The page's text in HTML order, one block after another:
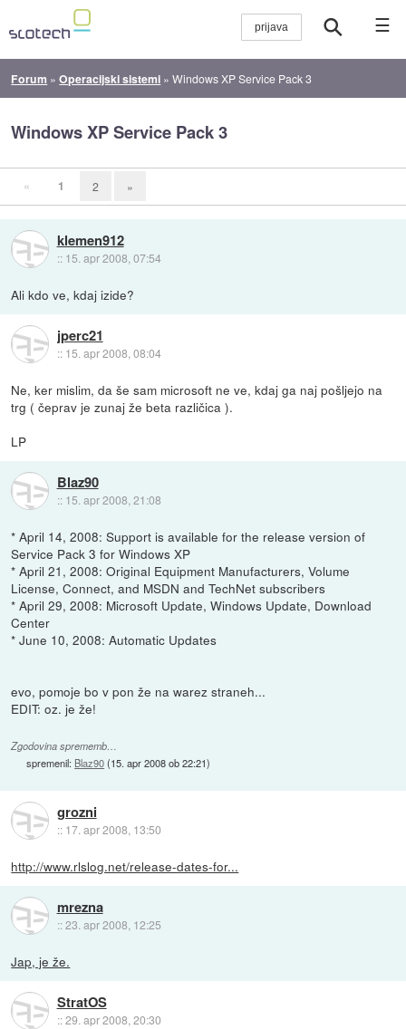
☰
Forum »Operacijski sistemi »Windows XP Service Pack 3
Windows XP Service Pack 3
« 1 2 »
klemen912
:: 15. apr 2008, 07:54
Ali kdo ve, kdaj izide?
jperc21
:: 15. apr 2008, 08:04
Ne, ker mislim, da še sam microsoft ne ve, kdaj ga naj pošljejo na
trg ( čeprav je zunaj že beta različica ).
LP
Blaz90
:: 15. apr 2008, 21:08
* April 14, 2008: Support is available for the release version of
Service Pack 3 for Windows XP
* April 21, 2008: Original Equipment Manufacturers, Volume
License, Connect, and MSDN and TechNet subscribers
* April 29, 2008: Microsoft Update, Windows Update, Download
Center
* June 10, 2008: Automatic Updates
evo, pomoje bo v pon že na warez straneh...
EDIT: oz. je že!
Zgodovina sprememb…
spremenil: Blaz90(15. apr 2008 ob 22:21)
grozni
:: 17. apr 2008, 13:50
http://www.rlslog.net/release-dates-for...
mrezna
::23. apr 2008, 12:25
Jap, je že.
StratOS
::29. apr 2008, 20:30